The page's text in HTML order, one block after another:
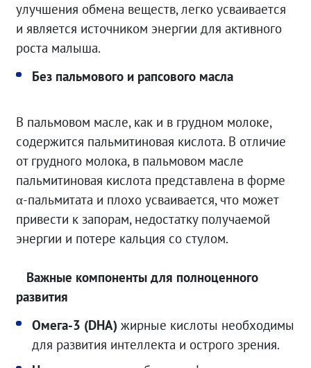
улучшения обмена веществ, легко усваивается
и является источником энергии для активного
роста малыша.
Без пальмового и рапсового масла
В пальмовом масле, как и в грудном молоке,
содержится пальмитиновая кислота. В отличие
от грудного молока, в пальмовом масле
пальмитиновая кислота представлена в форме
α-пальмитата и плохо усваивается, что может
привести к запорам, недостатку получаемой
энергии и потере кальция со стулом.
Важные компоненты для полноценного
развития
Омега-3 (DHA) жирные кислоты необходимы
для развития интеллекта и острого зрения.